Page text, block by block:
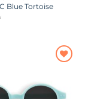
Blue Tortoise
želja